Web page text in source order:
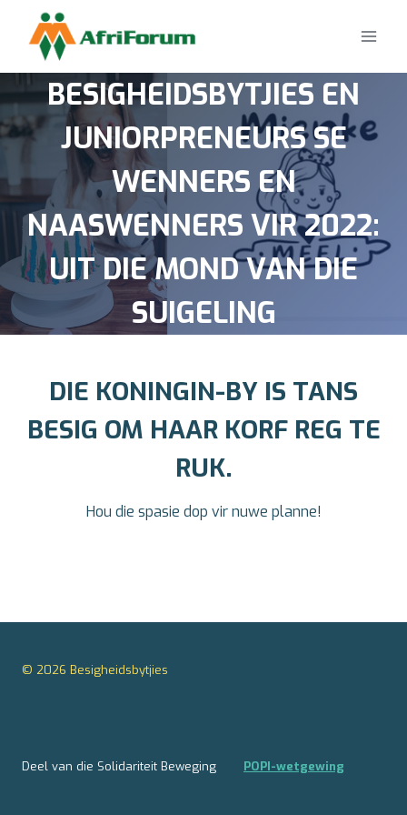
content
BESIGHEIDSBYTJIES EN
JUNIORPRENEURS SE
WENNERS EN
NAASWENNERS VIR 2022:
UIT DIE MOND VAN DIE
SUIGELING
DIE KONINGIN-BY IS TANS
BESIG OM HAAR KORF REG TE
RUK.
Hou die spasie dop vir nuwe planne!
© 2026 Besigheidsbytjies
Deel van die Solidariteit Beweging POPI-wetgewing